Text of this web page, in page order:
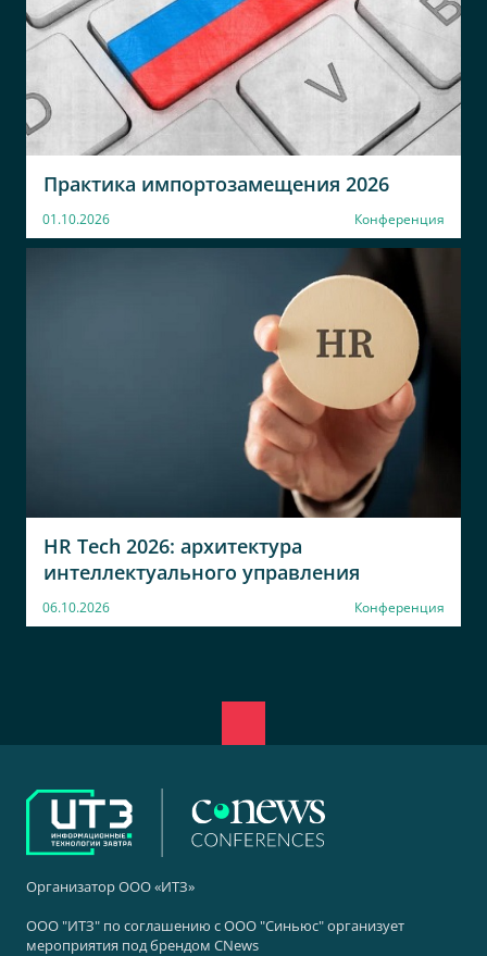
Практика импортозамещения 2026
01.10.2026 Конференция
HR Tech 2026: архитектура
интеллектуального управления
06.10.2026 Конференция
Организатор ООО «ИТЗ»
ООО "ИТЗ" по соглашению с ООО "Синьюс" организует
мероприятия под брендом CNews